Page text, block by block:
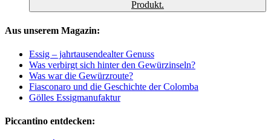
Produkt.
Aus unserem Magazin:
Essig – jahrtausendealter Genuss
Was verbirgt sich hinter den Gewürzinseln?
Was war die Gewürzroute?
Fiasconaro und die Geschichte der Colomba
Gölles Essigmanufaktur
Piccantino entdecken: